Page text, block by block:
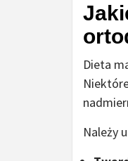
Dieta
Należy